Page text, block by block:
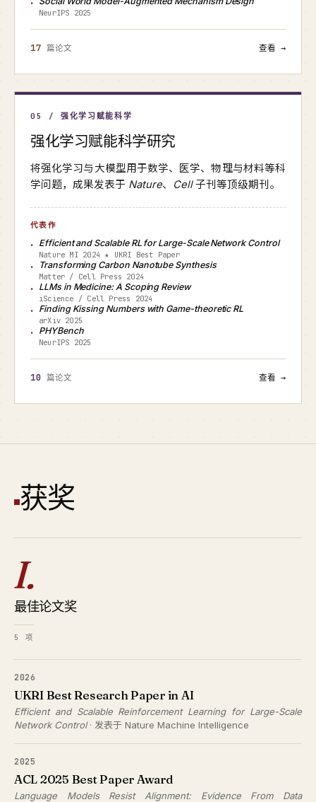
NeurIPS 2025
17 篇论文 查看 →
05 / 强化学习赋能科学
强化学习赋能科学研究
将强化学习与大模型用于数学、医学、物理与材料等科
学问题，成果发表于 Nature、 Cell子刊等顶级期刊。
代表作
Efficient and Scalable RL for Large-Scale Network Control
Nature MI 2024 ★ UKRI Best Paper
Transforming Carbon Nanotube Synthesis
Matter / Cell Press 2024
LLMs in Medicine: A Scoping Review
iScience / Cell Press 2024
Finding Kissing Numbers with Game-theoretic RL
arXiv 2025
PHYBench
NeurIPS 2025
10 篇论文 查看 →
获奖
I.
最佳论文奖
5 项
2026
UKRI Best Research Paper in AI
Efficient and Scalable Reinforcement Learning for Large-Scale
Network Control· 发表于 Nature Machine Intelligence
2025
ACL 2025 Best Paper Award
Language Models Resist Alignment: Evidence From Data